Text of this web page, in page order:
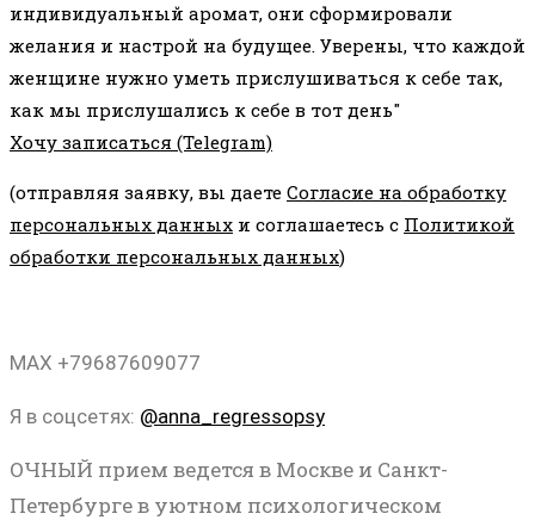
индивидуальный аромат, они сформировали
желания и настрой на будущее. Уверены, что каждой
женщине нужно уметь прислушиваться к себе так,
как мы прислушались к себе в тот день"
Хочу записаться (Telegram)
(отправляя заявку, вы даете Согласие на обработку
персональных данных и соглашаетесь с Политикой
обработки персональных данных)
MAX +79687609077
Я в соцсетях: @anna_regressopsy
ОЧНЫЙ прием ведется в Москве и Санкт-
Петербурге в уютном психологическом